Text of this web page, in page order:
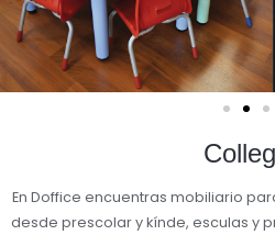
En Doffice encuentras mobiliario
desde prescolar y kínde, esculas y